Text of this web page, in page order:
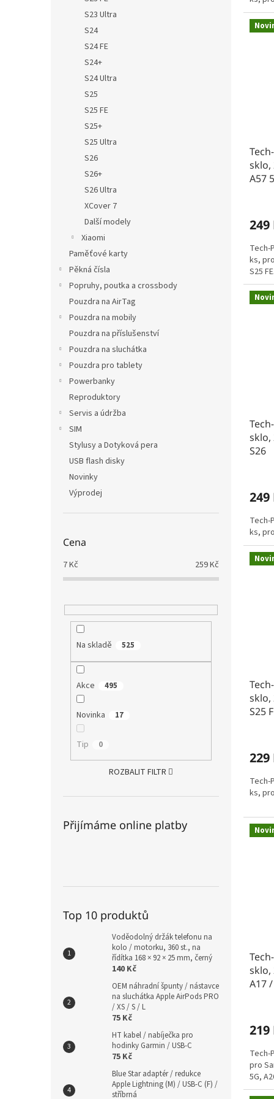
S23 Ultra
S24
S24 FE
S24+
S24 Ultra
S25
S25 FE
S25+
S25 Ultra
S26
S26+
S26 Ultra
XCover 7
Další modely
Xiaomi
Paměťové karty
Pěkná čísla
Popruhy, poutka a crossbody
Pouzdra na AirTag
Pouzdra na mobily
Pouzdra na příslušenství
Pouzdra na sluchátka
Pouzdra pro tablety
Powerbanky
Reproduktory
Servis a údržba
SIM
Stylusy a Dotyková pera
USB flash disky
Novinky
Výprodej
Cena
7Kč 259Kč
Na skladě 525
Akce 495
Novinka 17
Tip 0
ROZBALIT FILTR
Přijímáme online platby
Top 10 produktů
Voděodolný držák telefonu na
kolo / motorku, 360 st., na
řídítka 168 × 92 × 25 mm, černý
140 Kč
OEM náhradní špunty / nástavce
na sluchátka Apple AirPods PRO
/ XS / S / L
75 Kč
HT kabel / nabíječka pro
hodinky Garmin / USB-C
75 Kč
Blue Star adaptér / redukce
Apple Lightning (M) / USB-C (F) /
stříbrná
sklo,
A57
249
Tech-
ks,
S25 FE.
sklo,
S26
249
Tech-
ks,
sklo,
S25
229
Tech-
ks,
sklo,
A17
219
Tech-
pro
5G,